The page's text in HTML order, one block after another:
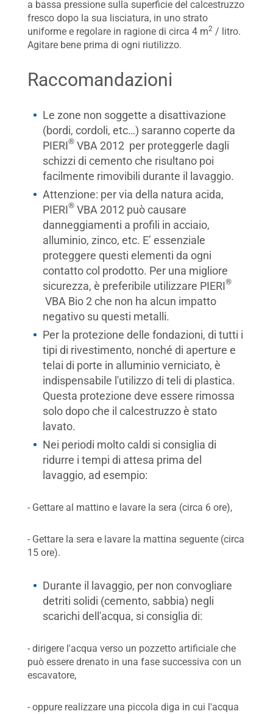
a bassa pressione sulla superficie del calcestruzzo
fresco dopo la sua lisciatura, in uno strato
uniforme e regolare in ragione di circa 4 m2 / litro.
Agitare bene prima di ogni riutilizzo.
Raccomandazioni
Le zone non soggette a disattivazione
(bordi, cordoli, etc…) saranno coperte da
PIERI® VBA 2012 per proteggerle dagli
schizzi di cemento che risultano poi
facilmente rimovibili durante il lavaggio.
Attenzione: per via della natura acida,
PIERI® VBA 2012 può causare
danneggiamenti a profili in acciaio,
alluminio, zinco, etc. E’ essenziale
proteggere questi elementi da ogni
contatto col prodotto. Per una migliore
sicurezza, è preferibile utilizzare PIERI®
VBA Bio 2 che non ha alcun impatto
negativo su questi metalli.
Per la protezione delle fondazioni, di tutti i
tipi di rivestimento, nonché di aperture e
telai di porte in alluminio verniciato, è
indispensabile l'utilizzo di teli di plastica.
Questa protezione deve essere rimossa
solo dopo che il calcestruzzo è stato
lavato.
Nei periodi molto caldi si consiglia di
ridurre i tempi di attesa prima del
lavaggio, ad esempio:
- Gettare al mattino e lavare la sera (circa 6 ore),
- Gettare la sera e lavare la mattina seguente (circa
15 ore).
Durante il lavaggio, per non convogliare
detriti solidi (cemento, sabbia) negli
scarichi dell'acqua, si consiglia di:
- dirigere l'acqua verso un pozzetto artificiale che
può essere drenato in una fase successiva con un
escavatore,
- oppure realizzare una piccola diga in cui l'acqua